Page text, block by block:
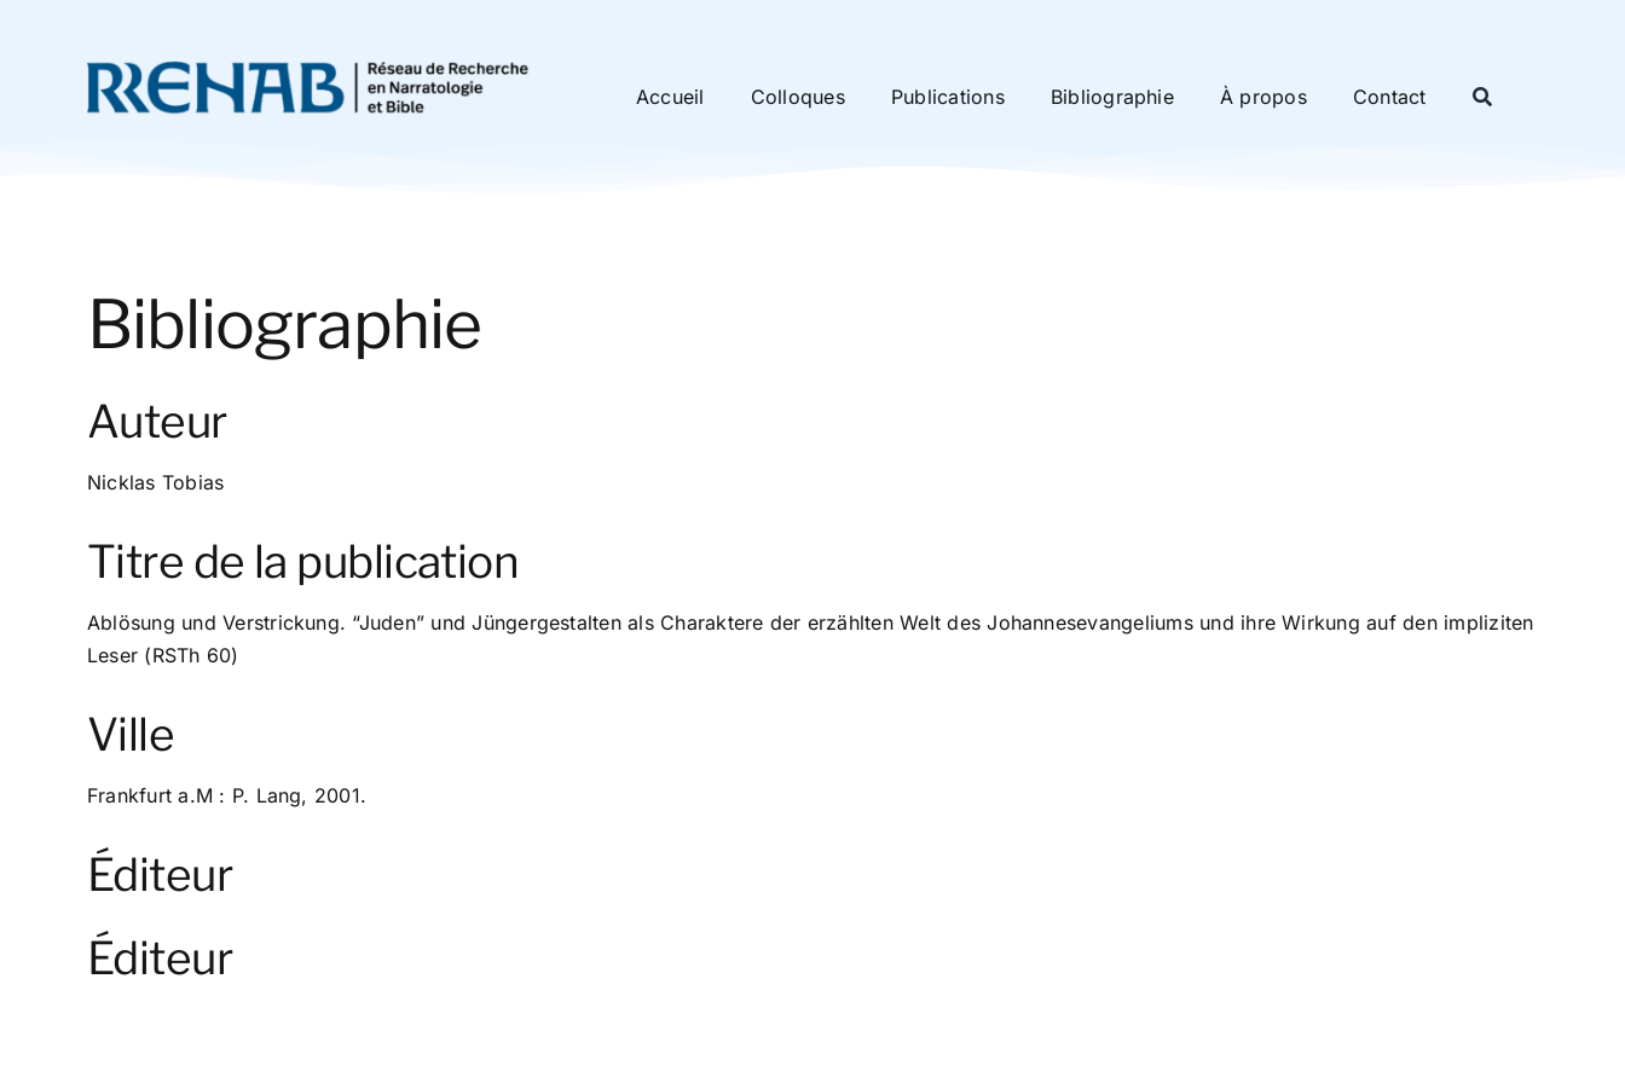
Accueil Colloques Publications Bibliographie À propos Contact
Bibliographie
Auteur
Nicklas Tobias
Titre de la publication
Ablösung und Verstrickung. “Juden” und Jüngergestalten als Charaktere der erzählten Welt des Johannesevangeliums und ihre Wirkung auf den impliziten
Leser (RSTh 60)
Ville
Frankfurt a.M : P. Lang, 2001.
Éditeur
Éditeur